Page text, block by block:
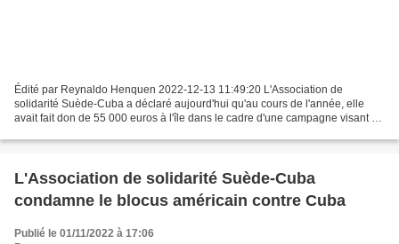
Édité par Reynaldo Henquen 2022-12-13 11:49:20 L'Association de
solidarité Suède-Cuba a déclaré aujourd'hui qu'au cours de l'année, elle
avait fait don de 55 000 euros à l'île dans le cadre d'une campagne visant à
L'Association de solidarité Suède-Cuba
condamne le blocus américain contre Cuba
Publié le 01/11/2022 à 17:06